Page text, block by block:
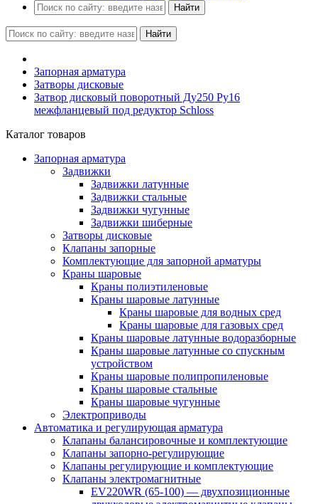
Найти
Найти
Запорная арматура
Затворы дисковые
Затвор дисковый поворотный Ду250 Ру16
межфланцевый под редуктор Schloss
Каталог товаров
Запорная арматура
Задвижки
Задвижки латунные
Задвижки стальные
Задвижки чугунные
Задвижки шиберные
Затворы дисковые
Клапаны запорные
Комплектующие для запорной арматуры
Краны шаровые
Краны полиэтиленовые
Краны шаровые латунные
Краны шаровые для водных сред
Краны шаровые для газовых сред
Краны шаровые латунные водоразборные
Краны шаровые латунные со спускным
устройством
Краны шаровые полипропиленовые
Краны шаровые стальные
Краны шаровые чугунные
Электроприводы
Автоматика и регулирующая арматура
Клапаны балансировочные и комплектующие
Клапаны запорно-регулирующие
Клапаны регулирующие и комплектующие
Клапаны электромагнитные
EV220WR (65-100) — двухпозиционные